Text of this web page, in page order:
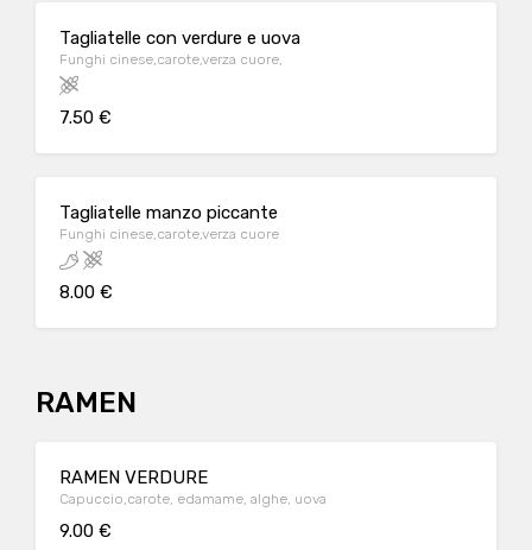
Tagliatelle con verdure e uova
Funghi cinese,carote,verza cuore,
7.50 €
Tagliatelle manzo piccante
Funghi cinese,carote,verza cuore
8.00 €
RAMEN
RAMEN VERDURE
Capuccio,carote, edamame, alghe, uova
9.00 €